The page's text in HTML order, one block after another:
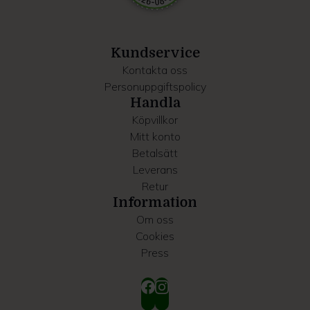
information som du har tillhandahållit eller som de har
Kundservice
Kontakta oss
Personuppgiftspolicy
Handla
Köpvillkor
Mitt konto
Betalsätt
Leverans
Retur
Information
Om oss
Cookies
Press